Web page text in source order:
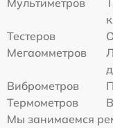
Мультиметров
Тестеров
Мегаомметров
Виброметров
Термометров
Мы занимаемся